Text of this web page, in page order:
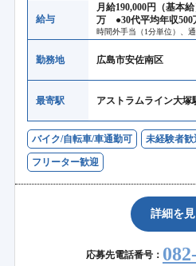
給与
月給190,000円（基本
万 ●30代平均年収500
時間外手当（1分単位）、
勤務地 広島市安佐南区
最寄駅 アストラムライン大塚
バイク/自転車/車通勤可 未経験者歓
フリーター歓迎
詳細を
応募先電話番号：